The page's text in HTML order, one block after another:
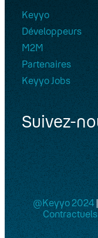
Keyyo
Développeurs
M2M
Partenaires
Keyyo Jobs
Suivez-
@Keyyo 2024|
Contractuels